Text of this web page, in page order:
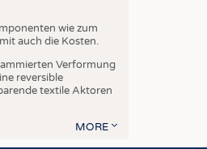
wie zum
auch die Kosten.
Verformung
reversible
textile Aktoren
MORE